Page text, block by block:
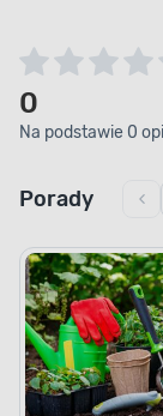
0
Na podstawie 0
Porady